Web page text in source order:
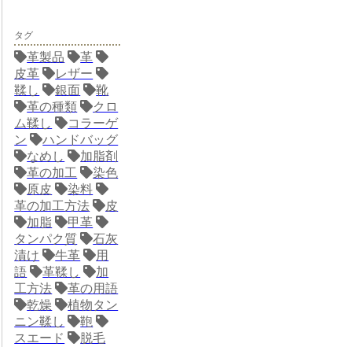
タグ
革製品
革
皮革
レザー
鞣し
銀面
靴
革の種類
クロ
ム鞣し
コラーゲ
ン
ハンドバッグ
なめし
加脂剤
革の加工
染色
原皮
染料
革の加工方法
皮
加脂
甲革
タンパク質
石灰
漬け
牛革
用
語
革鞣し
加
工方法
革の用語
乾燥
植物タン
ニン鞣し
鞄
スエード
脱毛